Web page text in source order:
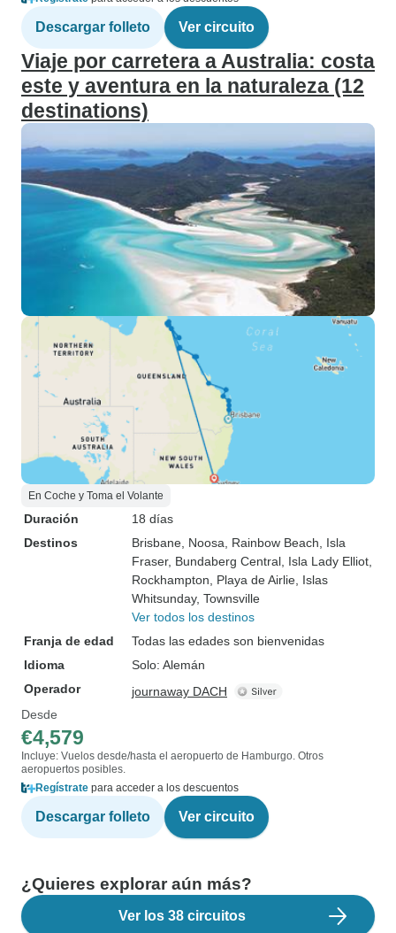
Descargar folleto Ver circuito
Viaje por carretera a Australia: costa
este y aventura en la naturaleza (12
destinations)
En Coche y Toma el Volante
Duración
18 días
Destinos
Brisbane , Noosa , Rainbow Beach , Isla
Fraser, Bundaberg Central , Isla Lady Elliot
Rockhampton , Playa de Airlie , Islas
Whitsunday, Townsville
Ver todos los destinos
Franja de edad
Todas las edades son bienvenidas
Idioma
Solo: Alemán
Operador
journaway DACH
Desde
€4,579
Incluye: Vuelos desde/hasta el aeropuerto de Hamburgo. Otros
aeropuertos posibles.
Regístrate para acceder a los descuentos
Descargar folleto Ver circuito
¿Quieres explorar aún más?
Ver los 38 circuitos